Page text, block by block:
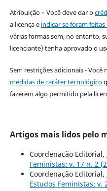
Atribuição – Você deve dar o
a licença e indicar se foram
várias formas sem, no entanto,
licenciante) tenha aprovado o
Sem restrições adicionais -
medidas de caráter tecnológico
fazerem algo permitido pela
Artigos mais lidos pelo
Coordenação Editorial,
Feministas: v. 17 n. 2
Coordenação Editorial,
Estudos Feministas: v.